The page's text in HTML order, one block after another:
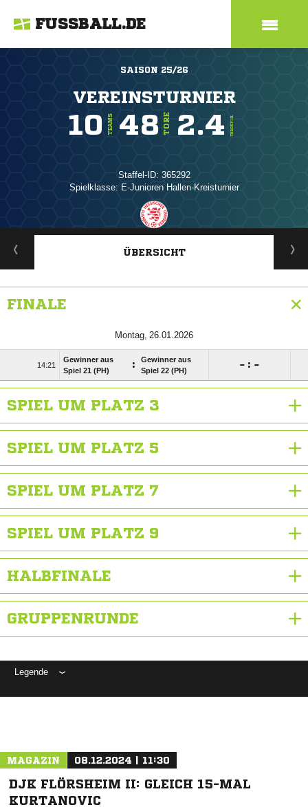
FUSSBALL.DE
SAISON 25/26
VEREINSTURNIER
10 TEAMS 48 TORE 2.4 TORE/SPIEL
Staffel-ID: 365292
Spielklasse: E-Junioren Hallen-Kreisturnier
ANZEIGE
ÜBERSICHT
FINALE
 

Gewinner aus
Spiel 21 (PH)
:
Gewinner aus
Spiel 22 (PH)
 : 
SPIEL UM PLATZ 3
SPIEL UM PLATZ 5
SPIEL UM PLATZ 7
SPIEL UM PLATZ 9
HALBFINALE
GRUPPENRUNDE
Legende
MAGAZIN 08.12.2024 | 11:30
DJK FLÖRSHEIM II: GLEICH 15-MAL
KURTANOVIC